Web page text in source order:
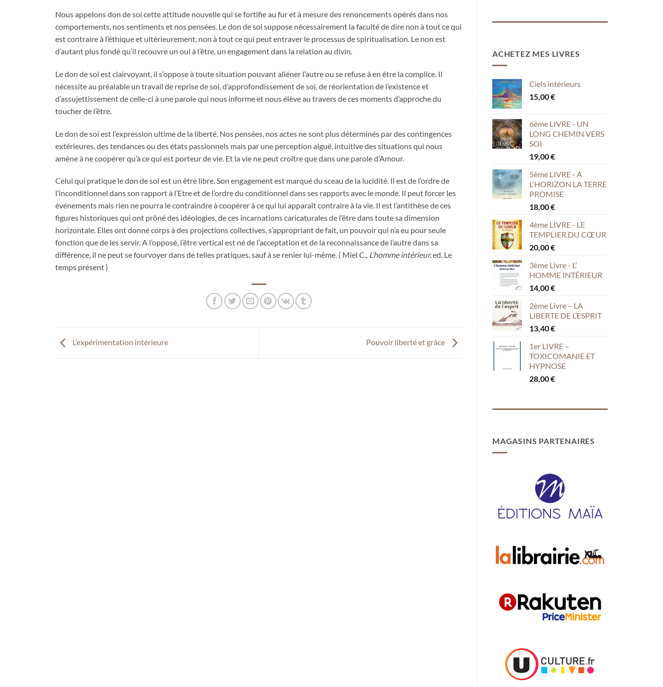
Nous appelons don de soi cette attitude nouvelle qui se fortifie au fur et à mesure des renoncements opérés dans nos
comportements, nos sentiments et nos pensées. Le don de soi suppose nécessairement la faculté de dire non à tout ce qui
est contraire à l’éthique et ultérieurement, non à tout ce qui peut entraver le processus de spiritualisation. Le non est
d’autant plus fondé qu’il recouvre un oui à l’être, un engagement dans la relation au divin.
Le don de soi est clairvoyant, il s’oppose à toute situation pouvant aliéner l’autre ou se refuse à en être la complice. Il
nécessite au préalable un travail de reprise de soi, d’approfondissement de soi, de réorientation de l’existence et
d’assujettissement de celle-ci à une parole qui nous informe et nous élève au travers de ces moments d’approche du
toucher de l’être.
Le don de soi est l’expression ultime de la liberté. Nos pensées, nos actes ne sont plus déterminés par des contingences
extérieures, des tendances ou des états passionnels mais par une perception aiguë, intuitive des situations qui nous
amène à ne coopérer qu’à ce qui est porteur de vie. Et la vie ne peut croître que dans une parole d’Amour.
Celui qui pratique le don de soi est un être libre. Son engagement est marqué du sceau de la lucidité. Il est de l’ordre de
l’inconditionnel dans son rapport à l’Etre et de l’ordre du conditionnel dans ses rapports avec le monde. Il peut forcer les
événements mais rien ne pourra le contraindre à coopérer à ce qui lui apparaît contraire à la vie. Il est l’antithèse de ces
figures historiques qui ont prôné des idéologies, de ces incarnations caricaturales de l’être dans toute sa dimension
horizontale. Elles ont donné corps à des projections collectives, s’appropriant de fait, un pouvoir qui n’a eu pour seule
fonction que de les servir. A l’opposé, l’être vertical est né de l’acceptation et de la reconnaissance de l’autre dans sa
différence, il ne peut se fourvoyer dans de telles pratiques, sauf à se renier lui-même. ( Miel C., L’homme intérieur,ed. Le
temps présent )
L’expérimentation intérieure Pouvoir liberté et grâce
ACHETEZ MES LIVRES
Ciels intérieurs
15,00€
6ème LIVRE - UN
LONG CHEMIN VERS
SOI
19,00€
5ème LIVRE - A
L'HORIZON LA TERRE
PROMISE
18,00€
4ème LIVRE - LE
TEMPLIER DU CŒUR
20,00€
3ème Livre - L’
HOMME INTÉRIEUR
14,00€
2ème Livre – LA
LIBERTE DE L’ESPRIT
13,40€
1er LIVRE –
TOXICOMANIE ET
HYPNOSE
28,00€
MAGASINS PARTENAIRES